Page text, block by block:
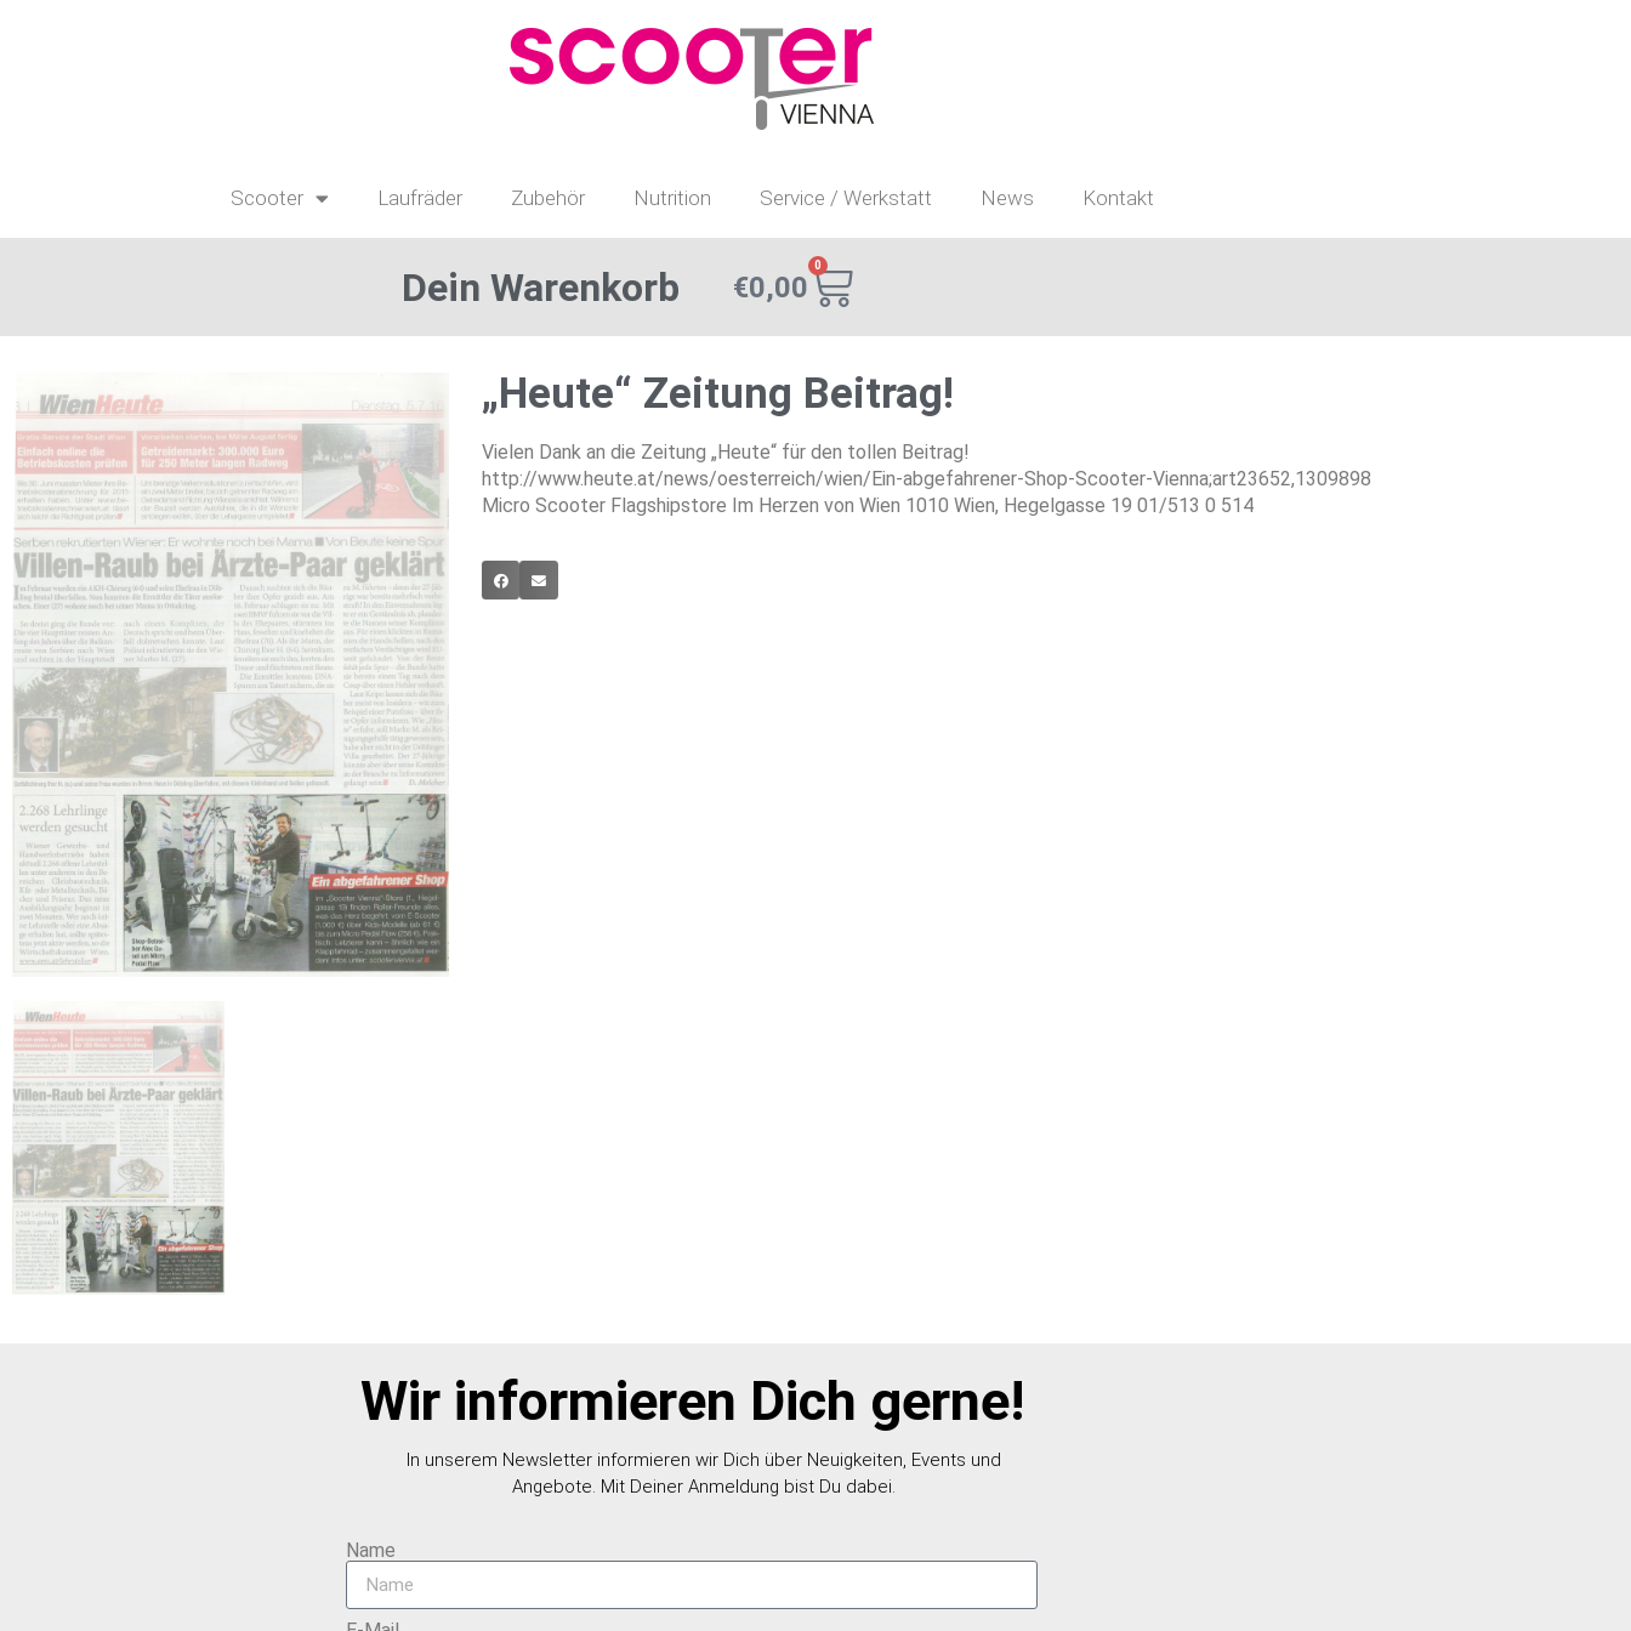
Scooter Laufräder Zubehör Nutrition Service / Werkstatt News Kontakt
Dein Warenkorb €0,00
0
„Heute“ Zeitung Beitrag!
Vielen Dank an die Zeitung „Heute“ für den tollen Beitrag!
http://www.heute.at/news/oesterreich/wien/Ein-abgefahrener-Shop-Scooter-Vienna;art23652,1309898
Micro Scooter Flagshipstore Im Herzen von Wien 1010 Wien, Hegelgasse 19 01/513 0 514
Wir informieren Dich gerne!
In unserem Newsletter informieren wir Dich über Neuigkeiten, Events und
Angebote. Mit Deiner Anmeldung bist Du dabei.
Name